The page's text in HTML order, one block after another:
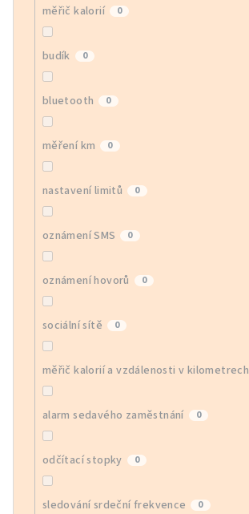
měřič kalorií 0
budík 0
bluetooth 0
měření km 0
nastavení limitů 0
oznámení SMS 0
oznámení hovorů 0
sociální sítě 0
měřič kalorií a vzdálenosti v kilometrech
alarm sedavého zaměstnání 0
odčítací stopky 0
sledování srdeční frekvence 0